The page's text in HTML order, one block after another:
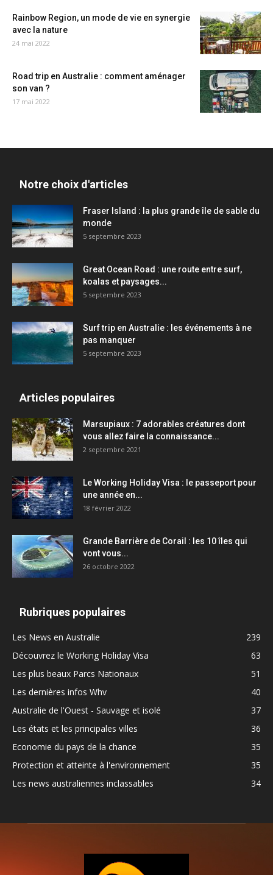
Rainbow Region, un mode de vie en synergie
avec la nature
24 mai 2022
Road trip en Australie : comment aménager
son van ?
17 mai 2022
Notre choix d'articles
Fraser Island : la plus grande île de sable du
monde
5 septembre 2023
Great Ocean Road : une route entre surf,
koalas et paysages...
5 septembre 2023
Surf trip en Australie : les événements à ne
pas manquer
5 septembre 2023
Articles populaires
Marsupiaux : 7 adorables créatures dont
vous allez faire la connaissance...
2 septembre 2021
Le Working Holiday Visa : le passeport pour
une année en...
18 février 2022
Grande Barrière de Corail : les 10 îles qui
vont vous...
26 octobre 2022
Rubriques populaires
Les News en Australie
239
Découvrez le Working Holiday Visa
63
Les plus beaux Parcs Nationaux
51
Les dernières infos Whv
40
Australie de l'Ouest - Sauvage et isolé
37
Les états et les principales villes
36
Economie du pays de la chance
35
Protection et atteinte à l'environnement
35
Les news australiennes inclassables
34